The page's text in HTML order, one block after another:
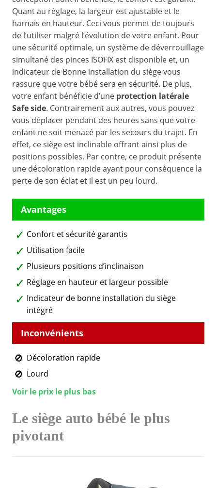
Quant au réglage, la largeur est ajustable et le
harnais en hauteur. Ceci vous permet de toujours
de l’utiliser malgré l’évolution de votre enfant. Pour
une sécurité optimale, un système de déverrouillage
simultané des pinces ISOFIX est disponible et, un
indicateur de Bonne installation du siège vous
rassure que votre bébé sera en sécurité. De plus,
votre enfant bénéficie d’une protection latérale
Safe side. Contrairement aux autres, vous pouvez
vous déplacer pendant des heures sans que votre
enfant ne soit menacé par les secours du trajet. En
effet, ce siège est inclinable offrant ainsi plus de
positions possibles. Par contre, ce produit présente
une décoloration rapide ayant pour conséquence la
perte de son éclat et il est un peu lourd.
Confort et sécurité garantis
Utilisation facile
Plusieurs positions d’inclinaison
Réglage en hauteur et largeur possible
Indicateur de bonne installation du siège
intégré
Décoloration rapide
Lourd
Voir le prix le plus bas
Le siège auto bébé le plus
pivotant